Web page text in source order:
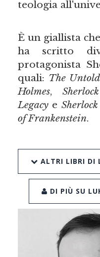
teologia
È un giallista
ha scritto
protagonista
quali: The
Holmes,
Legacye
of Frankenstein.
ALTRI LIBRI DI
DI PIÙ SU